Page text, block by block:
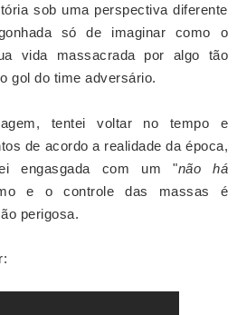
sob uma perspectiva diferente
só de imaginar como o
vida massacrada por algo tão
gol do time adversário.
tentei voltar no tempo e
de acordo a realidade da época,
engasgada com um "não há
e o controle das massas é
perigosa.